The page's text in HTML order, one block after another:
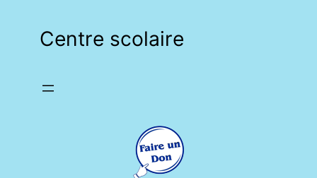
Centre scolaire